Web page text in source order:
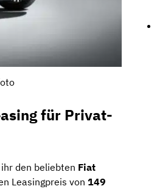
für Privat-
den beliebten Fiat
Leasingpreis von 149